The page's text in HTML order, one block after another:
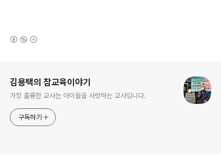
김용택의 참교육이야기
가장 훌륭한 교사는 아이들을 사랑하는 교사입니다.
구독하기